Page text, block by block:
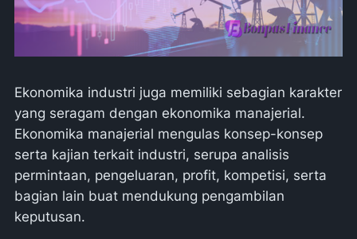
Ekonomika industri juga memiliki sebagian karakter
yang seragam dengan ekonomika manajerial.
Ekonomika manajerial mengulas konsep-konsep
serta kajian terkait industri, serupa analisis
permintaan, pengeluaran, profit, kompetisi, serta
bagian lain buat mendukung pengambilan
keputusan.